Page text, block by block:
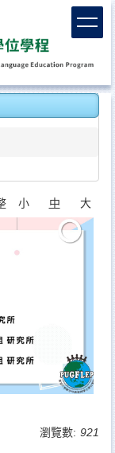
小 中 大
瀏覽數: 921